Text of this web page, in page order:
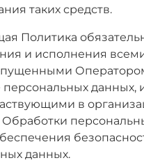
таких средств.
Политика
и исполнения
данных,
в
Обработки
данных.